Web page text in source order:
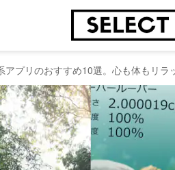
アプリのおすすめ10選。心も体もリラ